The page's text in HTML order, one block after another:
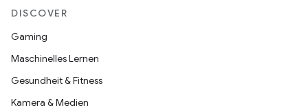
DISCOVER
Gaming
Maschinelles Lernen
Gesundheit & Fitness
Kamera & Medien